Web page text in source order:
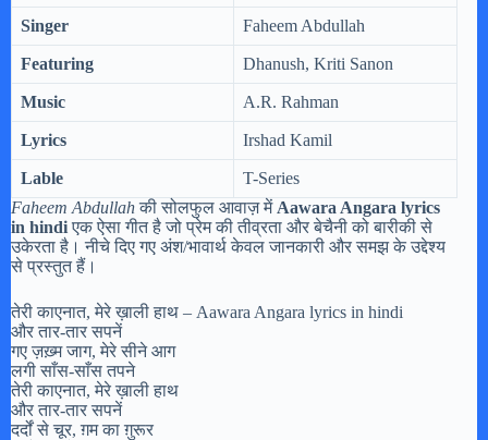
Singer Faheem Abdullah
Featuring Dhanush, Kriti Sanon
Music A.R. Rahman
Lyrics Irshad Kamil
Lable
T-Series
Faheem Abdullahकी सोलफुल आवाज़ में Aawara Angara lyrics
in hindiएक ऐसा गीत है जो प्रेम की तीव्रता और बेचैनी को बारीकी से
उकेरता है। नीचे दिए गए अंश/भावार्थ केवल जानकारी और समझ के उद्देश्य
से प्रस्तुत हैं।
तेरी काएनात, मेरे ख़ाली हाथ – Aawara Angara lyrics in hindi
और तार-तार सपनें
गए ज़ख़्म जाग, मेरे सीने आग
लगी साँस-साँस तपने
तेरी काएनात, मेरे ख़ाली हाथ
और तार-तार सपनें
दर्दों से चूर, ग़म का ग़ुरूर